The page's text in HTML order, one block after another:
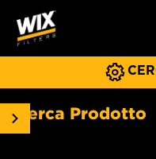
Cerca Prodotto